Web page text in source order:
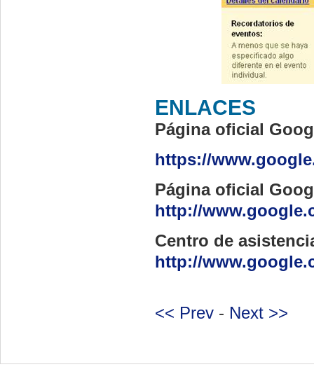
ENLACES
Página oficial
https://
Página oficial
http://
Centro de
http://
<< Prev - Next >>